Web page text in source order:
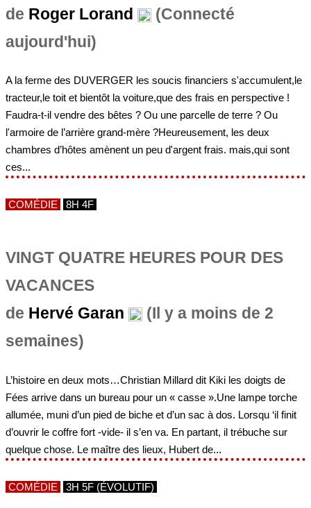
de Roger Lorand
(Connecté
aujourd'hui)
A la ferme des DUVERGER les soucis financiers s'accumulent,le
tracteur,le toit et bientôt la voiture,que des frais en perspective !
Faudra-t-il vendre des bêtes ? Ou une parcelle de terre ? Ou
l'armoire de l’arrière grand-mère ?Heureusement, les deux
chambres d’hôtes amènent un peu d'argent frais. mais,qui sont
ces...
COMÉDIE 8H 4F
VINGT QUATRE HEURES POUR DES
VACANCES
de Hervé Garan
(Il y a moins de 2
semaines)
L’histoire en deux mots…Christian Millard dit Kiki les doigts de
Fées arrive dans un bureau pour un « casse ».Une lampe torche
allumée, muni d’un pied de biche et d’un sac à dos. Lorsqu ‘il finit
d’ouvrir le coffre fort -vide- il s’en va. En partant, il trébuche sur
quelque chose. Le maître des lieux, Hubert de...
COMÉDIE 3H 5F (ÉVOLUTIF)